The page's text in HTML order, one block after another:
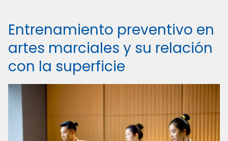
Entrenamiento preventivo en
artes marciales y su relación
con la superficie